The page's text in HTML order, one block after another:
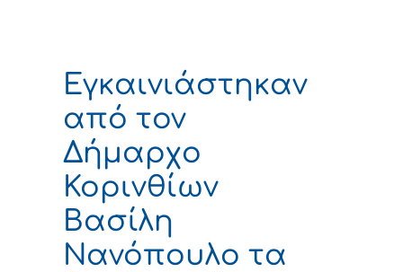
Εγκαινιάστηκαν
από τον
Δήμαρχο
Κορινθίων
Βασίλη
Νανόπουλο τα